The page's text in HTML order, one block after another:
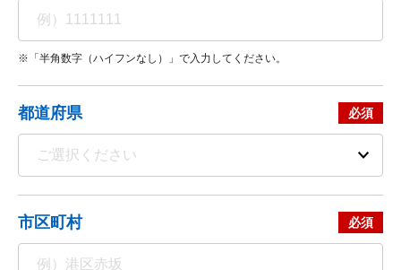
※「半角数字（ハイフンなし）」で入力してください。
都道府県
市区町村